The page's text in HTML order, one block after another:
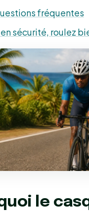
fréquentes
sécurité, roulez
le